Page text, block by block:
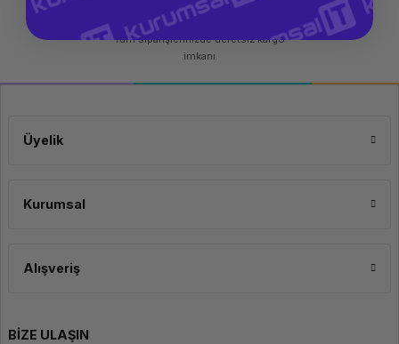
Kargo Bedava
Tüm siparişlerinizde ücretsiz kargo
imkanı
Üyelik
Kurumsal
Alışveriş
BİZE ULAŞIN